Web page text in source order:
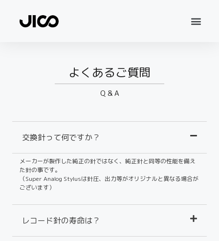
よくあるご質問
Q & A
交換針って何ですか？
メーカーが製作した純正の針ではなく、純正針と同等の性能を備え
た針の事です。
（Super Analog Stylusは針圧、出力等がオリジナルと異なる場合が
ございます）
レコード針の寿命は？